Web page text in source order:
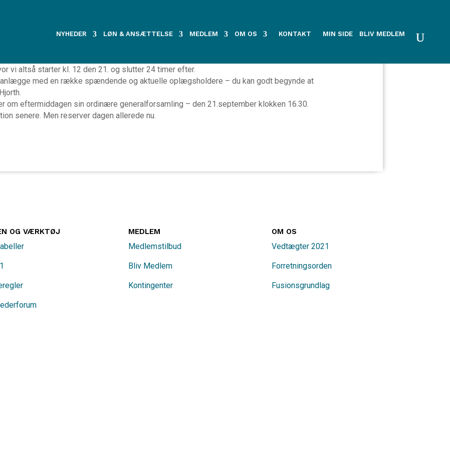
NYHEDER LØN & ANSÆTTELSE MEDLEM OM OS KONTAKT MIN SIDE BLIV MEDLEM
i kalenderen
vi altså starter kl. 12 den 21. og slutter 24 timer efter.
med en række spændende og aktuelle oplægsholdere – du kan godt begynde at
om eftermiddagen sin ordinære generalforsamling – den 21.september klokken 16.30.
senere. Men reserver dagen allerede nu.
OG VÆRKTØJ MEDLEM
Medlemstilbud
Bliv Medlem
Kontingenter
OM OS
Vedtægter 2021
Forretningsorden
Fusionsgrundlag